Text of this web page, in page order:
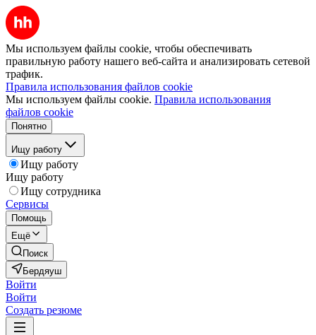
Мы используем файлы cookie, чтобы обеспечивать
правильную работу нашего веб-сайта и анализировать сетевой
трафик.
Правила использования файлов cookie
Мы используем файлы cookie. Правила использования
файлов cookie
Понятно
Ищу работу
Ищу работу
Ищу работу
Ищу сотрудника
Сервисы
Помощь
Ещё
Поиск
Бердяуш
Войти
Войти
Создать резюме